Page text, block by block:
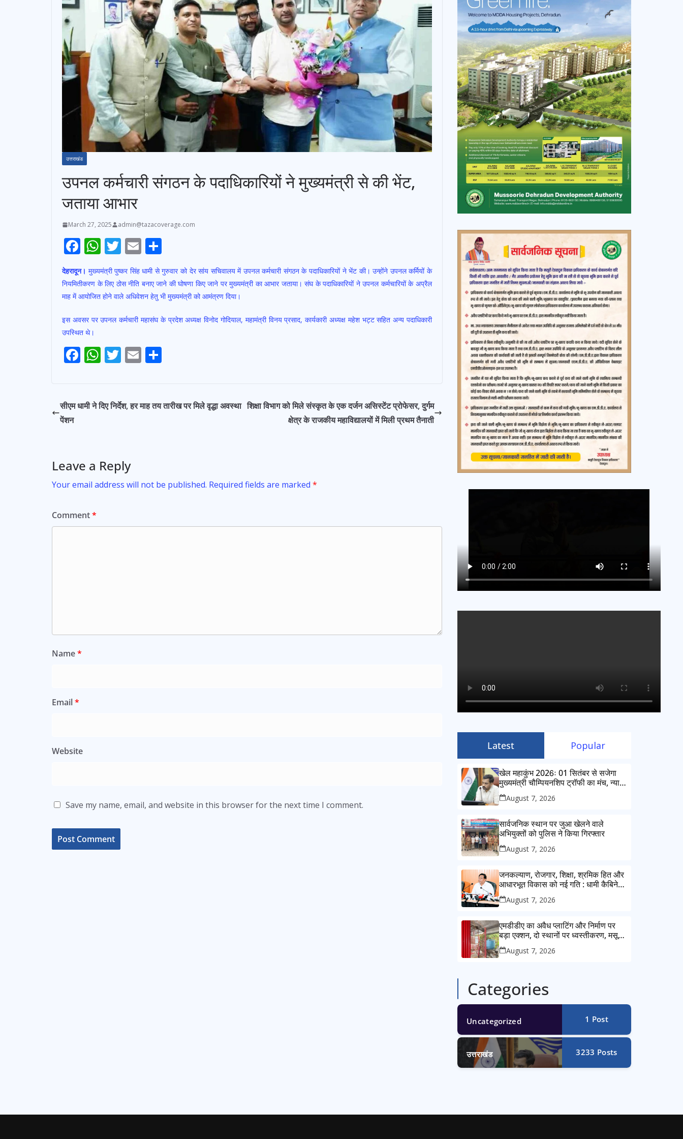
उत्तराखंड
उपनल कर्मचारी संगठन के पदाधिकारियों ने मुख्यमंत्री से की भेंट,
जताया आभार
March 27, 2025 admin@tazacoverage.com
F
e
b
o
k
W
h
at
s
p
p
T
w
itt
er
E
m
ai
l
ar
e
देहरादून। मुख्यमंत्री पुष्कर सिंह धामी से गुरुवार को देर सांय सचिवालय में उपनल कर्मचारी संगठन के पदाधिकारियों ने भेंट की। उन्होंने उपनल कर्मियों के
नियमितीकरण के लिए ठोस नीति बनाए जाने की घोषणा किए जाने पर मुख्यमंत्री का आभार जताया। संघ के पदाधिकारियों ने उपनल कर्मचारियों के अप्रैल
माह में आयोजित होने वाले अधिवेशन हेतु भी मुख्यमंत्री को आमंत्रण दिया।
इस अवसर पर उपनल कर्मचारी महासंघ के प्रदेश अध्यक्ष विनोद गोदियाल, महामंत्री विनय प्रसाद, कार्यकारी अध्यक्ष महेश भट्ट सहित अन्य पदाधिकारी
उपस्थित थे।
Post
Navigation
F
b
W
s
T
er
E
l e
सीएम धामी ने दिए निर्देश, हर माह तय तारीख पर मिले वृद्धा अवस्था
पेंशन
शिक्षा विभाग को मिले संस्कृत के एक दर्जन असिस्टेंट प्रोफेसर, दुर्गम
क्षेत्र के राजकीय महाविद्यालयों में मिली प्रथम तैनाती
Leave a Reply
Your email address will not be published. Required fields are marked *
Comment*
Name*
Email*
Website
Save my name, email, and website in this browser for the next time I comment.
Latest Popular
खेल महाकुंभ 2026ः 01 सितंबर से सजेगा
मुख्यमंत्री चौम्पियनशिप ट्रॉफी का मंच, न्याय
पंचायत से राज्य स्तर तक होगा प्रतिभा का
प्रदर्शन
August 7, 2026
सार्वजनिक स्थान पर जुआ खेलने वाले
अभियुक्तों को पुलिस ने किया गिरफ्तार
August 7, 2026
जनकल्याण, रोजगार, शिक्षा, श्रमिक हित और
आधारभूत विकास को नई गति : धामी कैबिनेट
के ऐतिहासिक फैसले
August 7, 2026
एमडीडीए का अवैध प्लाटिंग और निर्माण पर
बड़ा एक्शन, दो स्थानों पर ध्वस्तीकरण, मसूरी
मार्ग पर अवैध निर्माण सील
August 7, 2026
Categories
Uncategorized 1 Post
उत्तराखंड 3233 Posts